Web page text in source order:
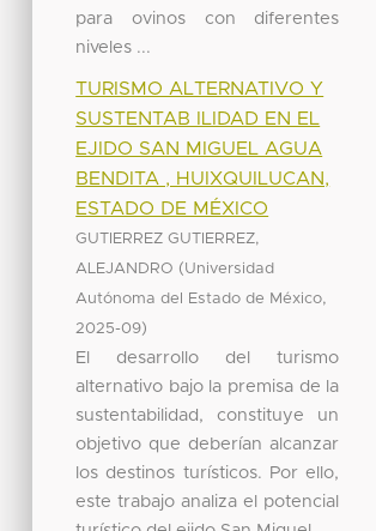
para ovinos con diferentes
niveles ...
TURISMO ALTERNATIVO Y
SUSTENTAB ILIDAD EN EL
EJIDO SAN MIGUEL AGUA
BENDITA , HUIXQUILUCAN,
ESTADO DE MÉXICO
GUTIERREZ GUTIERREZ,
ALEJANDRO (Universidad
Autónoma del Estado de México,
2025-09)
El desarrollo del turismo
alternativo bajo la premisa de la
sustentabilidad, constituye un
objetivo que deberían alcanzar
los destinos turísticos. Por ello,
este trabajo analiza el potencial